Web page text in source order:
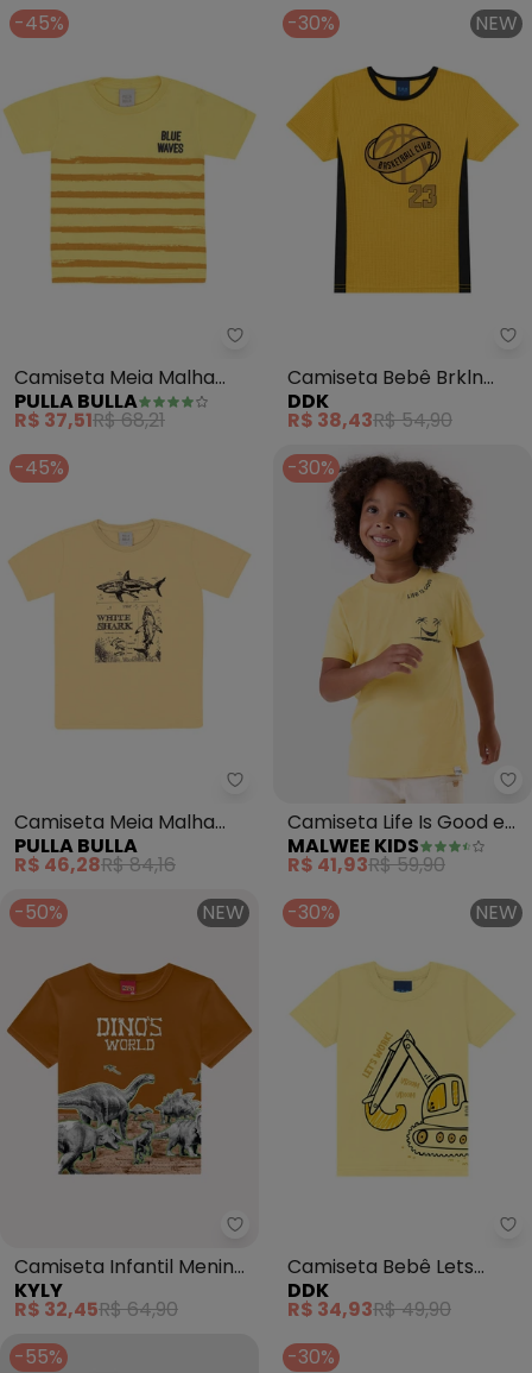
-45%
Pulla Bulla - Camiseta Meia
Camiseta Meia Malha
(Amarelo)
PULLA BULLA
R$ 37,51R$ 68,21
-30% NEW
Camiseta Bebê Brkln
Basketball Club 23
(Amarelo)
DDK
R$ 38,43R$ 54,90
-45%
Pulla Bulla - Camiseta Meia
Camiseta Meia Malha
(Amarelo)
PULLA BULLA
R$ 46,28R$ 84,16
-30%
Camiseta Life Is Good em
Malha (Amarelo)
MALWEE KIDS
R$ 41,93R$ 59,90
-50%
NEW
Kyly - Camiseta Infantil
Camiseta Infantil Menino
Dinossauro (Amarelo)
KYLY
R$ 32,45R$ 64,90
-30% NEW
Camiseta Bebê Lets
Work (Amarelo)
DDK
R$ 34,93R$ 49,90
-55%
-30%